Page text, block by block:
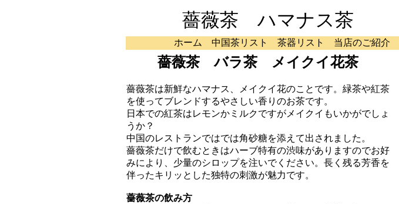
薔薇茶 ハマナス茶
ホーム 中国茶リスト 茶器リスト 当店のご紹介
薔薇茶 バラ茶 メイクイ花茶
薔薇茶は新鮮なハマナス、メイクイ花のことです。緑茶や紅茶
を使ってブレンドするやさしい香りのお茶です。
日本での紅茶はレモンかミルクですがメイクイもいかがでしょ
うか？
中国のレストランではでは角砂糖を添えて出されました。
薔薇茶だけで飲むときはハーブ特有の渋味がありますのでお好
みにより、少量のシロップを注いでください。長く残る芳香を
伴ったキリッとした独特の刺激が魅力です。
薔薇茶の飲み方